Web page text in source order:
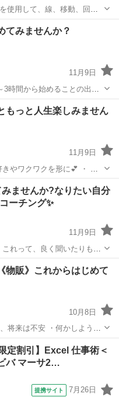
図、作図効率を上げる機
学習します。 授業で視
てみませんか？
11月9日
3時間から始めることの出来
もしっかりありますので、
お問い合わせください。
物販
もっと人生楽しみません
11月9日
めに『好きを発掘ワクワク
波動
ませんか?なりたい自分
ーチング✨
11月9日
起こる場合と起こらない場
ョン
販》これからはじめて
10月8日
・何かしようと
の
ュニケーション
定割引】Excel 仕事術＜
バ マーサ2…
提携サイト 7月26日